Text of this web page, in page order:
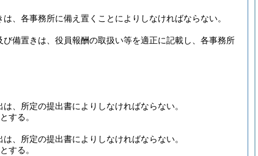
、各事務所に備え置くことによりしなければならない。
備置きは、役員報酬の取扱い等を適正に記載し、各事務所
、所定の提出書によりしなければならない。
する。
、所定の提出書によりしなければならない。
する。